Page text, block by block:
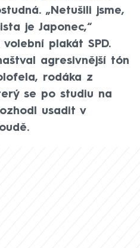
„Netušili jsme,
je Japonec,“
plakát SPD.
agresivnější tón
rodáka z
se po studiu na
usadit v